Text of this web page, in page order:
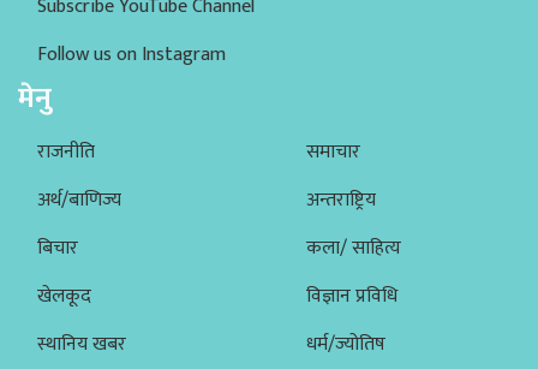
Follow us on Instagram
मेनु
राजनीति
अर्थ/बाणिज्य
बिचार
खेलकूद
स्थानिय खबर
समाचार
अन्तराष्ट्रिय
कला/ साहित्य
विज्ञान प्रविधि
धर्म/ज्योतिष